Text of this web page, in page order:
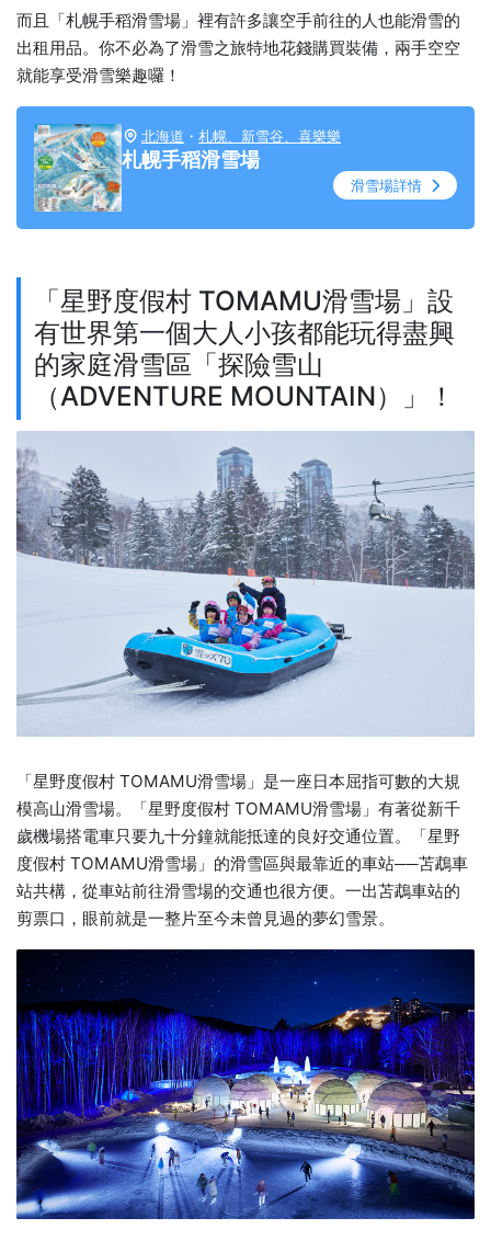
而且「札幌手稻滑雪場」裡有許多讓空手前往的人也能滑雪的
出租用品。你不必為了滑雪之旅特地花錢購買裝備，兩手空空
就能享受滑雪樂趣囉！
北海道 ・ 札幌、新雪谷、喜樂樂
札幌手稻滑雪場
滑雪場詳情
「星野度假村 TOMAMU滑雪場」設
有世界第一個大人小孩都能玩得盡興
的家庭滑雪區「探險雪山
（ADVENTURE MOUNTAIN）」！
「星野度假村 TOMAMU滑雪場」是一座日本屈指可數的大規
模高山滑雪場。「星野度假村 TOMAMU滑雪場」有著從新千
歲機場搭電車只要九十分鐘就能抵達的良好交通位置。「星野
度假村 TOMAMU滑雪場」的滑雪區與最靠近的車站──苫鵡車
站共構，從車站前往滑雪場的交通也很方便。一出苫鵡車站的
剪票口，眼前就是一整片至今未曾見過的夢幻雪景。